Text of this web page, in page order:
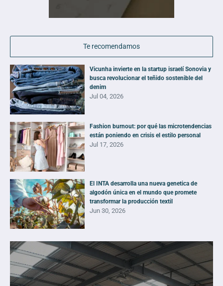
Te recomendamos
Vicunha invierte en la startup israelí Sonovia y
busca revolucionar el teñido sostenible del
denim
Jul 04, 2026
Fashion burnout: por qué las microtendencias
están poniendo en crisis el estilo personal
Jul 17, 2026
El INTA desarrolla una nueva genetica de
algodón única en el mundo que promete
transformar la producción textil
Jun 30, 2026